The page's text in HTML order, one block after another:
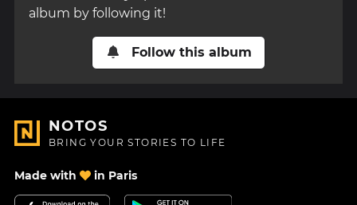
album by following it!
Follow this album
NOTOS
BRING YOUR STORIES TO LIFE
Made with in Paris